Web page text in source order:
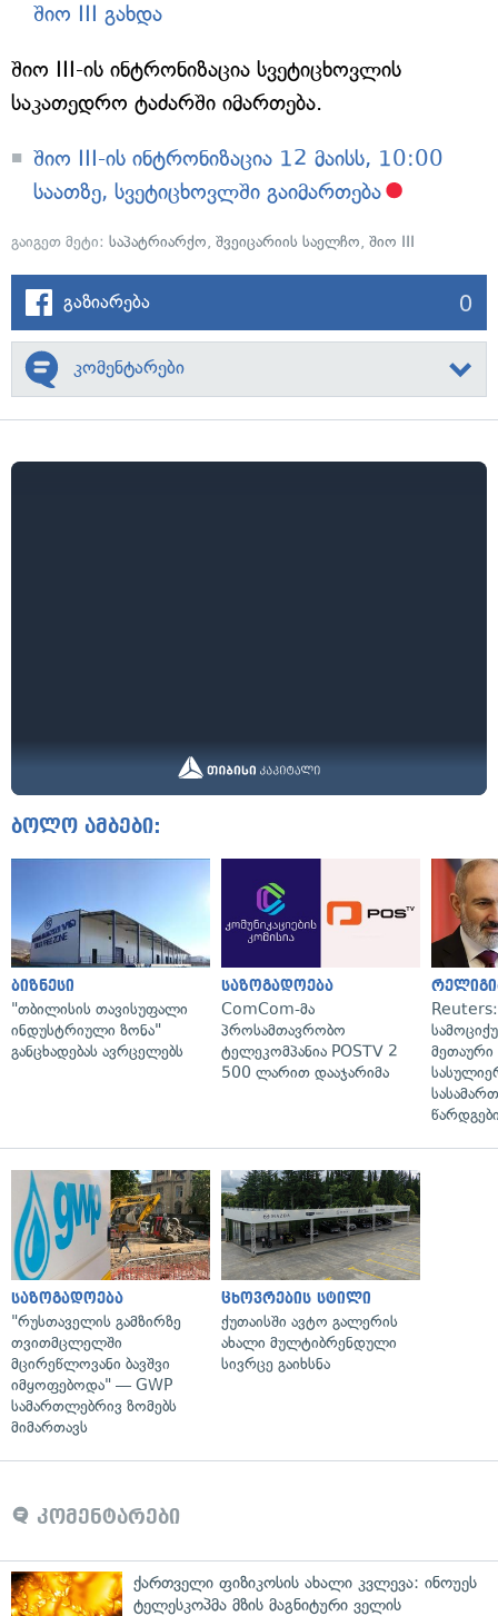
შიო III გახდა
შიო III-ის ინტრონიზაცია სვეტიცხოვლის
საკათედრო ტაძარში იმართება.
შიო III-ის ინტრონიზაცია 12 მაისს, 10:00
საათზე, სვეტიცხოვლში გაიმართება
გაიგეთ მეტი: საპატრიარქო, შვეიცარიის საელჩო, შიო III
გაზიარება 0
კომენტარები
ბოლო ამბები:
ბიზნესი
"თბილისის თავისუფალი
ინდუსტრიული ზონა"
განცხადებას ავრცელებს
საზოგადოება
ComCom-მა
პროსამთავრობო
ტელეკომპანია POSTV 2
500 ლარით დააჯარიმა
მეთაური
საზოგადოება
"რუსთაველის გამზირზე
თვითმცლელში
მცირეწლოვანი ბავშვი
იმყოფებოდა" — GWP
სამართლებრივ ზომებს
მიმართავს
ცხოვრების სტილი
ქუთაისში ავტო გალერის
ახალი მულტიბრენდული
სივრცე გაიხსნა
კომენტარები
ქართველი ფიზიკოსის ახალი კვლევა: ინოუეს
ტელესკოპმა მზის მაგნიტური ველის